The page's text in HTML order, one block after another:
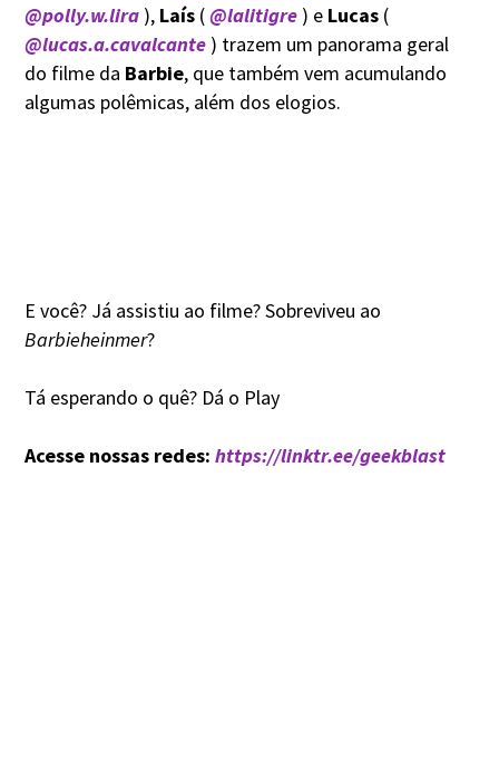
⁠⁠⁠⁠⁠⁠⁠⁠⁠@polly.w.lira ⁠⁠⁠⁠⁠⁠⁠⁠⁠ ), Laís ( ⁠⁠⁠⁠⁠⁠⁠⁠⁠⁠⁠⁠⁠⁠@lalitigre ) e Lucas (
⁠⁠⁠⁠⁠⁠⁠⁠@lucas.a.cavalcante ⁠⁠⁠⁠⁠⁠⁠⁠⁠⁠⁠⁠⁠⁠ ) trazem um panorama geral
do filme da Barbie, que também vem acumulando
algumas polêmicas, além dos elogios.
E você? Já assistiu ao filme? Sobreviveu ao
Barbieheinmer?
Tá esperando o quê? Dá o Play
Acesse nossas redes: https://linktr.ee/geekblast